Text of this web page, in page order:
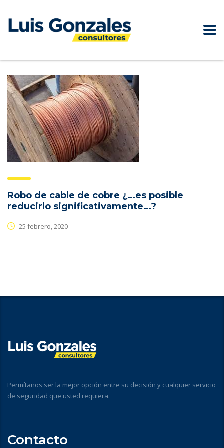
Robo de cable de cobre ¿…es posible
reducirlo significativamente…?
25 febrero, 2020
Permítanos ser la mejor opción entre su decisión y cualquier servicio
de seguridad que usted requiera.
Contacto